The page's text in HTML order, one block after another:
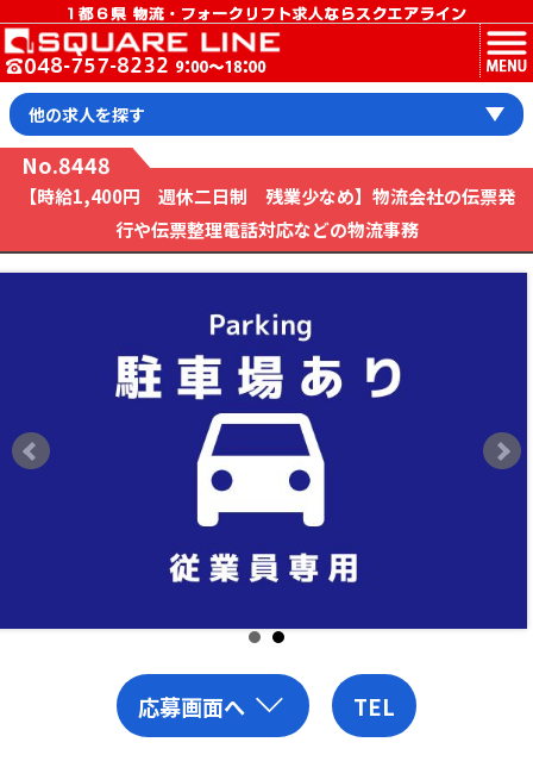
MENU
他の求人を探す
No.8448
【時給1,400円 週休二日制 残業少なめ】物流会社の伝票発
行や伝票整理電話対応などの物流事務
応募画面へ TEL